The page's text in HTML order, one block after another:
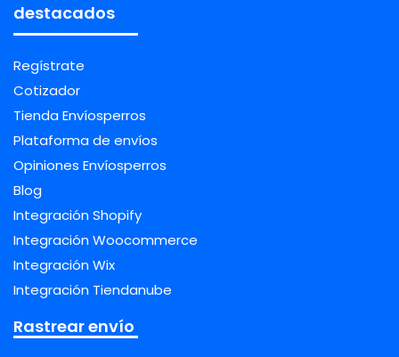
destacados
Regístrate
Cotizador
Tienda Envíosperros
Plataforma de envíos
Opiniones Envíosperros
Blog
Integración Shopify
Integración Woocommerce
Integración Wix
Integración Tiendanube
Rastrear envío